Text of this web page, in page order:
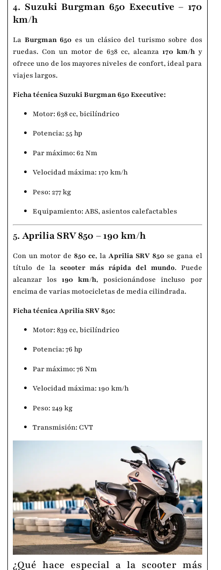
4. Suzuki Burgman 650 Executive – 170
km/h
La Burgman 650 es un clásico del turismo sobre dos
ruedas. Con un motor de 638 cc, alcanza 170 km/hy
ofrece uno de los mayores niveles de confort, ideal para
viajes largos.
Ficha técnica Suzuki Burgman 650 Executive:
Motor: 638 cc, bicilíndrico
Potencia: 55 hp
Par máximo: 62 Nm
Velocidad máxima: 170 km/h
Peso: 277 kg
Equipamiento: ABS, asientos calefactables
5.Aprilia SRV 850 – 190 km/h
Con un motor de850 cc, laAprilia SRV 850 se gana el
título de la scooter más rápida del mundo. Puede
alcanzar los190 km/h, posicionándose incluso por
encima de varias motocicletas de media cilindrada.
Ficha técnica Aprilia SRV 850:
Motor: 839 cc, bicilíndrico
Potencia: 76 hp
Par máximo: 76 Nm
Velocidad máxima: 190 km/h
Peso: 249 kg
Transmisión: CVT
¿Qué hace especial a la scooter más